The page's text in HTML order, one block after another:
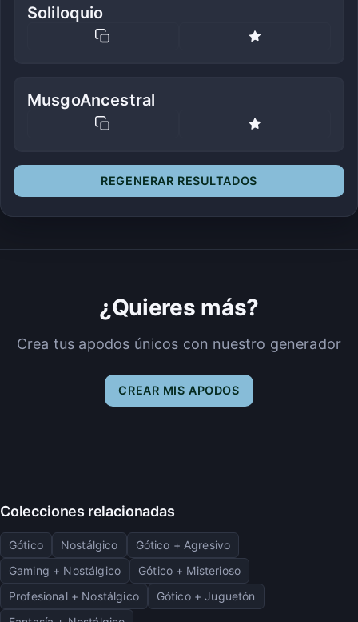
Soliloquio
MusgoAncestral
REGENERAR RESULTADOS
¿Quieres más?
Crea tus apodos únicos con nuestro generador
CREAR MIS APODOS
Colecciones relacionadas
Gótico Nostálgico
Gótico + Agresivo
Gaming + Nostálgico
Gótico + Misterioso
Profesional + Nostálgico
Gótico + Juguetón